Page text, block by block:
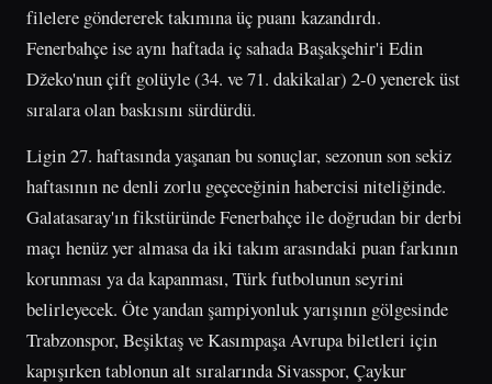
filelere göndererek takımına üç puanı kazandırdı.
Fenerbahçe ise aynı haftada iç sahada Başakşehir'i Edin
Džeko'nun çift golüyle (34. ve 71. dakikalar) 2-0 yenerek üst
sıralara olan baskısını sürdürdü.
Ligin 27. haftasında yaşanan bu sonuçlar, sezonun son sekiz
haftasının ne denli zorlu geçeceğinin habercisi niteliğinde.
Galatasaray'ın fikstüründe Fenerbahçe ile doğrudan bir derbi
maçı henüz yer almasa da iki takım arasındaki puan farkının
korunması ya da kapanması, Türk futbolunun seyrini
belirleyecek. Öte yandan şampiyonluk yarışının gölgesinde
Trabzonspor, Beşiktaş ve Kasımpaşa Avrupa biletleri için
kapışırken tablonun alt sıralarında Sivasspor, Çaykur